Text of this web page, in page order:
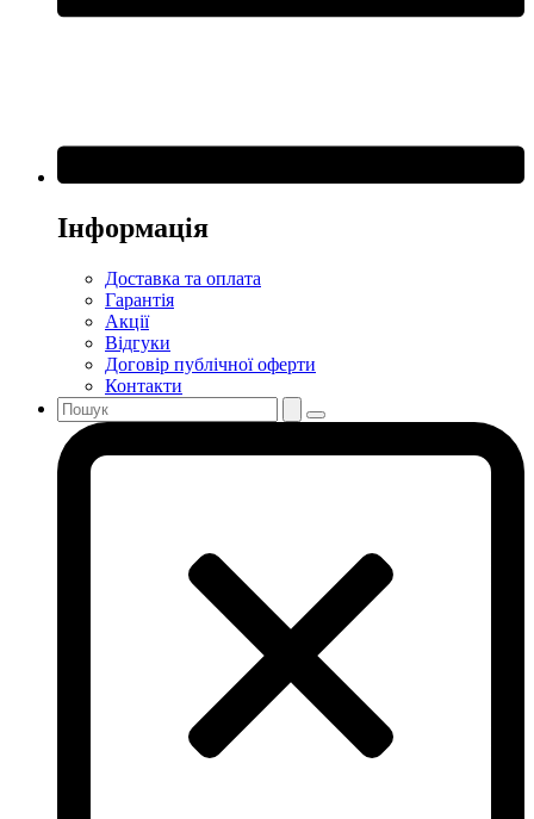
Інформація
Доставка та оплата
Гарантія
Акції
Відгуки
Договір публічної оферти
Контакти